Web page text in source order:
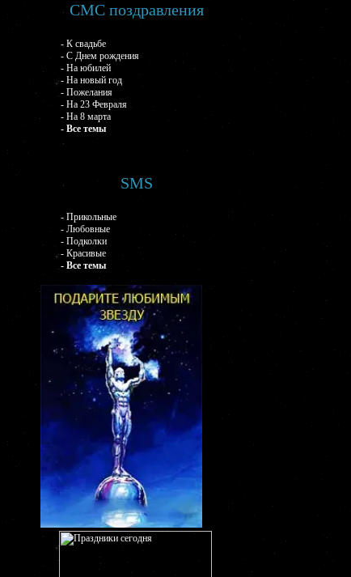
СМС поздравления
- К свадьбе
- С Днем рождения
- На юбилей
- На новый год
- Пожелания
- На 23 Февраля
- На 8 марта
- Все темы
SMS
- Прикольные
- Любовные
- Подколки
- Красивые
- Все темы